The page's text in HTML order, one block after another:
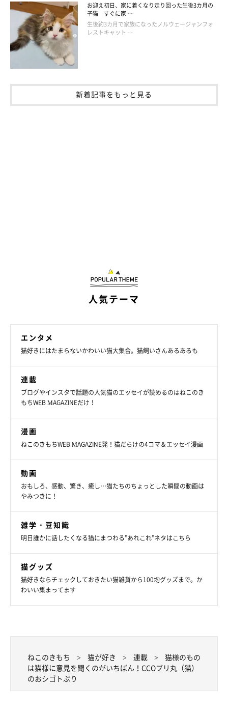
猫様チームを率いるCCO
↑チーム猫様を率いるCCOブリ丸
猫は、そこがいいところですが、大変気ままな生き物です。
丸もご多分に漏れず、当たり前ですが「走る」というデータを取
りたい時に「ブリちゃん走ってー！」と言っても走ってはくれま
せん。
第二回にも書いた好物のトリムネのフリーズドライを私が持って
走ったり、ブリ丸が大好きなアルミホイルボールを投げたり。あ
にトリムネを投げてみたのですが、床にトリムネが散らばっただ
けでした。。。
お迎え初日、家に着くなり走り回った生後3カ月の
子猫 すぐに家 …
生後約3カ月で家族になったノルウェージャンフォ
レストキャット …
新着記事をもっと見る
人気テーマ
エンタメ
猫好きにはたまらないかわいい猫大集合。猫飼いさんあるあるも
連載
ブログやインスタで話題の人気猫のエッセイが読めるのはねこのき
もちWEB MAGAZINEだけ！
漫画
ねこのきもちWEB MAGAZINE発！猫だらけの4コマ＆エッセイ漫画
動画
おもしろ、感動、驚き、癒し…猫たちのちょっとした瞬間の動画は
やみつきに！
雑学・豆知識
明日誰かに話したくなる猫にまつわる”あれこれ”ネタはこちら
猫グッズ
猫好きならチェックしておきたい猫雑貨から100均グッズまで。か
わいい集まってます
ねこのきもち 猫が好き 連載
猫様のもの
は猫様に意見を聞くのがいちばん！CCOブリ丸（猫）
のおシゴトぶり